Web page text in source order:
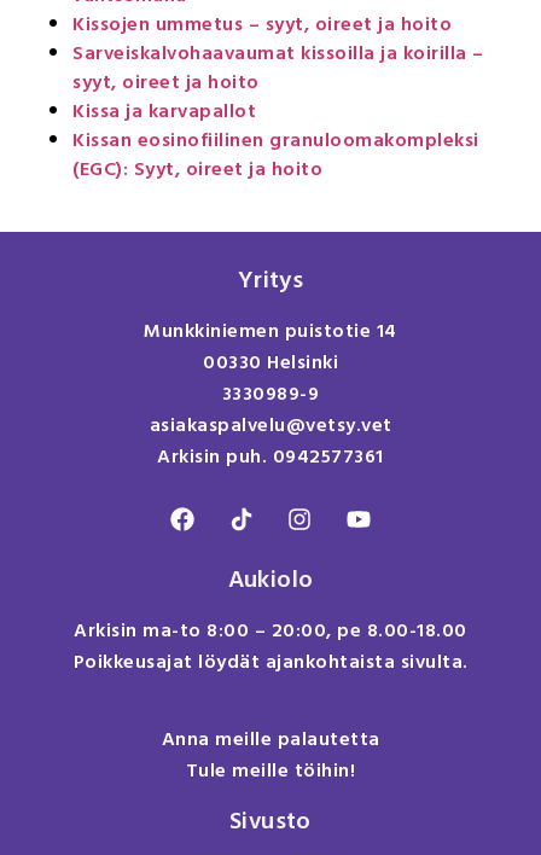
Kissojen ummetus – syyt, oireet ja hoito
Sarveiskalvohaavaumat kissoilla ja koirilla –
syyt, oireet ja hoito
Kissa ja karvapallot
Kissan eosinofiilinen granuloomakompleksi
(EGC): Syyt, oireet ja hoito
Yritys
Munkkiniemen puistotie 14
00330 Helsinki
3330989-9
asiakaspalvelu@vetsy.vet
Arkisin puh. 0942577361
Aukiolo
Arkisin ma-to 8:00 – 20:00, pe 8.00-18.00
Poikkeusajat löydät ajankohtaista sivulta.
Anna meille palautetta
Tule meille töihin!
Sivusto